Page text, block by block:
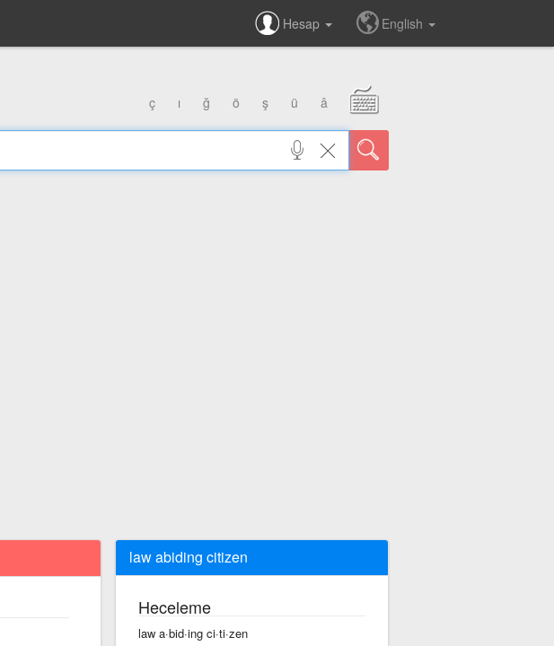
Hesap English
ç ı ğ ö ş ü â
law abiding citizen
Heceleme
law a·bid·ing ci·ti·zen